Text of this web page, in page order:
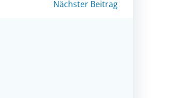
Nächster Beitrag